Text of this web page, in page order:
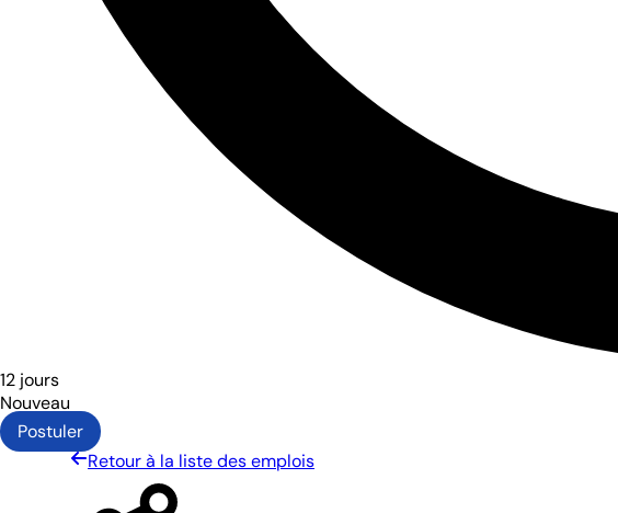
12 jours
Nouveau
Postuler
Retour à la liste des emplois